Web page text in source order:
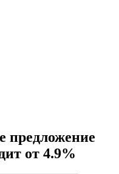
предложение
от 4.9%